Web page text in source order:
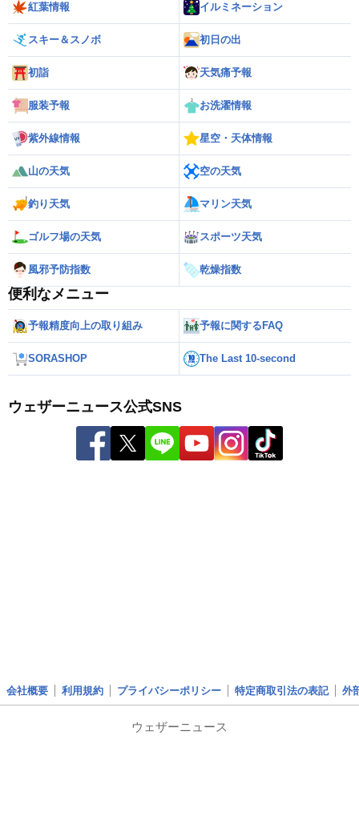
紅葉情報 イルミネーション
スキー＆スノボ 初日の出
初詣 天気痛予報
服装予報 お洗濯情報
紫外線情報 星空・天体情報
山の天気 空の天気
釣り天気 マリン天気
ゴルフ場の天気 スポーツ天気
風邪予防指数 乾燥指数
便利なメニュー
予報精度向上の取り組み 予報に関するFAQ
SORASHOP The Last 10-second
ウェザーニュース公式SNS
会社概要 利用規約 プライバシーポリシー 特定商取引法の表記 外
ウェザーニュース